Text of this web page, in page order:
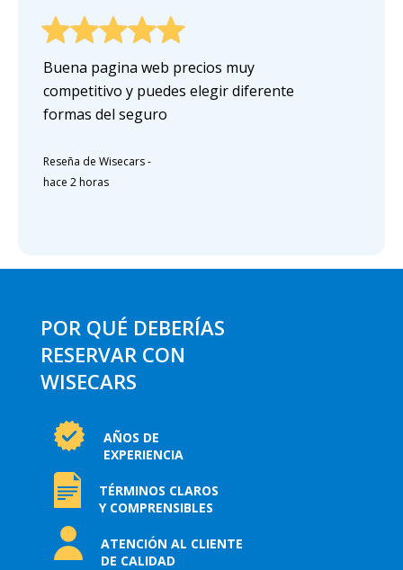
Buena pagina web precios muy
competitivo y puedes elegir diferente
formas del seguro
Reseña de Wisecars-
hace 2 horas
POR QUÉ DEBERÍAS
RESERVAR CON
WISECARS
AÑOS DE
EXPERIENCIA
TÉRMINOS CLAROS
Y COMPRENSIBLES
ATENCIÓN AL CLIENTE
DE CALIDAD